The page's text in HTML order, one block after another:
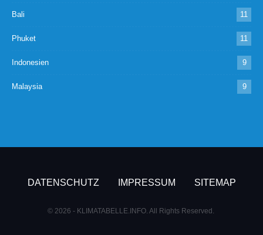
Bali 11
Phuket 11
Indonesien 9
Malaysia 9
DATENSCHUTZ IMPRESSUM SITEMAP
© 2026 - KLIMATABELLE.INFO. All Rights Reserved.